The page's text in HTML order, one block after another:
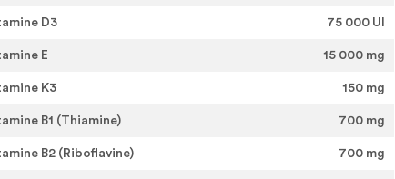
D3 75 000 UI
E 15 000 mg
K3 150 mg
B1 (Thiamine) 700 mg
B2 (Riboflavine) 700 mg